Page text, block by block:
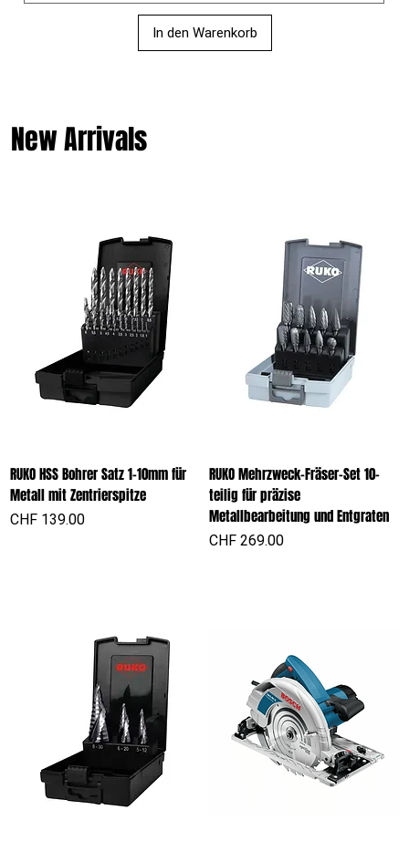
New Arrivals
RUKO HSS Bohrer Satz 1-10mm für
Metall mit Zentrierspitze
Preis
CHF 139.00
RUKO Mehrzweck-Fräser-Set 10-
teilig für präzise
Metallbearbeitung und Entgraten
Preis
CHF 269.00
In den Warenkorb